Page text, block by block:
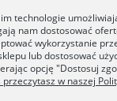
technologie
nam dostosować
wykorzystanie
lub dostosować
opcję "Dostosuj
w naszej